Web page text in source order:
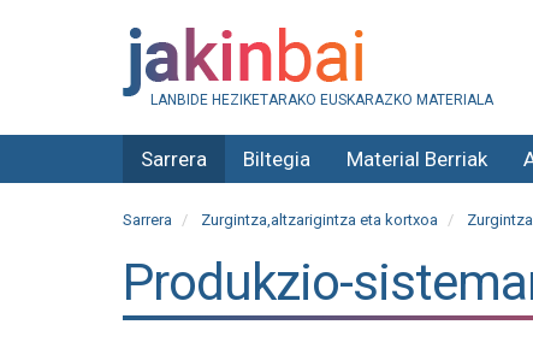
LANBIDE HEZIKETARAKO EUSKARAZKO MATERIALA
Sarrera Biltegia Material Berriak
Sarrera Zurgintza,altzarigintza eta kortxoa
Produkzio-